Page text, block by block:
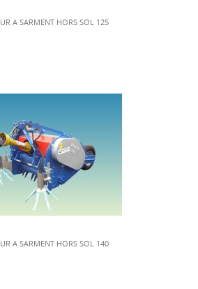
A SARMENT HORS SOL 125
A SARMENT HORS SOL 140